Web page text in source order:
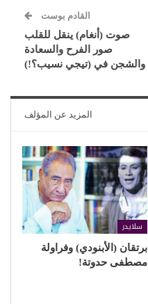
القادم بوست
صوت (أنغام) ينقل للقلب
صور الفرح والسعادة
والشجن في (تيجي نسيب؟!)
المزيد عن المؤلف
سلايدر
برتقان (الأبنودي) وفراولة
مصطفى حدوتة!